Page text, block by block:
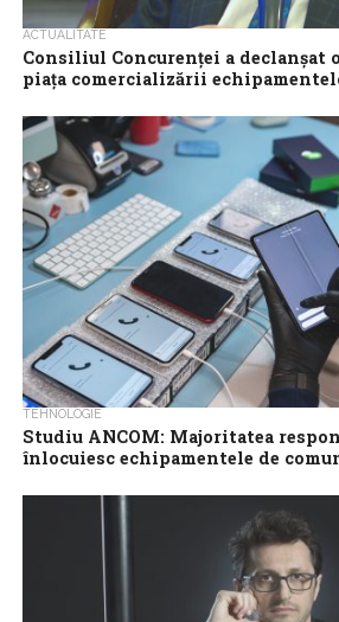
ACTUALITATE
Consiliul Concurenţei a declanşat
piaţa comercializării
Consiliul Concurenţei a efectuat inspecţii
companii active pe piaţa comercializării
tehnologia informaţiei şi comunicaţii din...
TEHNOLOGIE
Studiu ANCOM: Majoritatea
înlocuiesc echipamentele de
Reducerea amprentei de carbon a
electronice necesită în primul rând
vechi, mai puţin eficiente, consideră